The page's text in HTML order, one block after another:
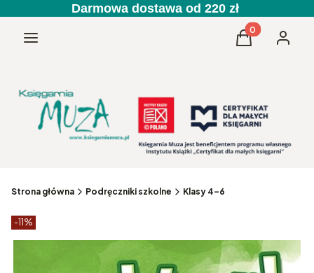
Darmowa dostawa od 220 zł
Menu Produkty w
Koszyk
Strona główna Podręczniki szkolne Klasy 4–6
Etykiety produktu
-11%